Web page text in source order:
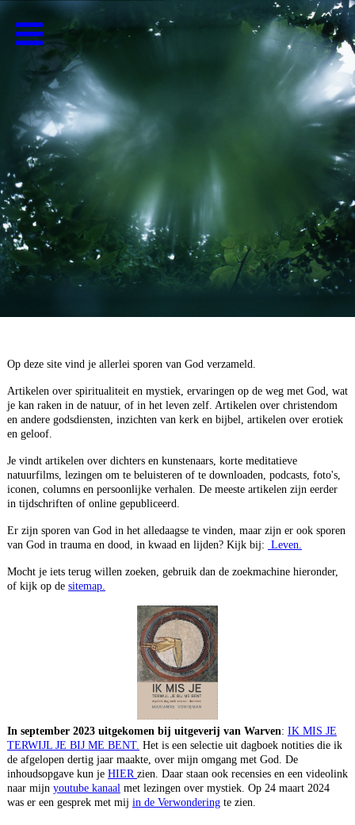
Op deze site vind je allerlei sporen van God verzameld.
Artikelen over spiritualiteit en mystiek, ervaringen op de weg met God, wat
je kan raken in de natuur, of in het leven zelf. Artikelen over christendom
en andere godsdiensten, inzichten van kerk en bijbel, artikelen over erotiek
en geloof.
Je vindt artikelen over dichters en kunstenaars, korte meditatieve
natuurfilms, lezingen om te beluisteren of te downloaden, podcasts, foto's,
iconen, columns en persoonlijke verhalen. De meeste artikelen zijn eerder
in tijdschriften of online gepubliceerd.
Er zijn sporen van God in het alledaagse te vinden, maar zijn er ook sporen
van God in trauma en dood, in kwaad en lijden? Kijk bij: Leven.
Mocht je iets terug willen zoeken, gebruik dan de zoekmachine hieronder,
of kijk op de sitemap.
In september 2023 uitgekomen bij uitgeverij van Warven: IK MIS JE
TERWIJL JE BIJ ME BENT. Het is een selectie uit dagboek notities die ik
de afgelopen dertig jaar maakte, over mijn omgang met God. De
inhoudsopgave kun je HIER zien. Daar staan ook recensies en een videolink
naar mijn youtube kanaal met lezingen over mystiek. Op 24 maart 2024
was er een gesprek met mij in de Verwonderingte zien.